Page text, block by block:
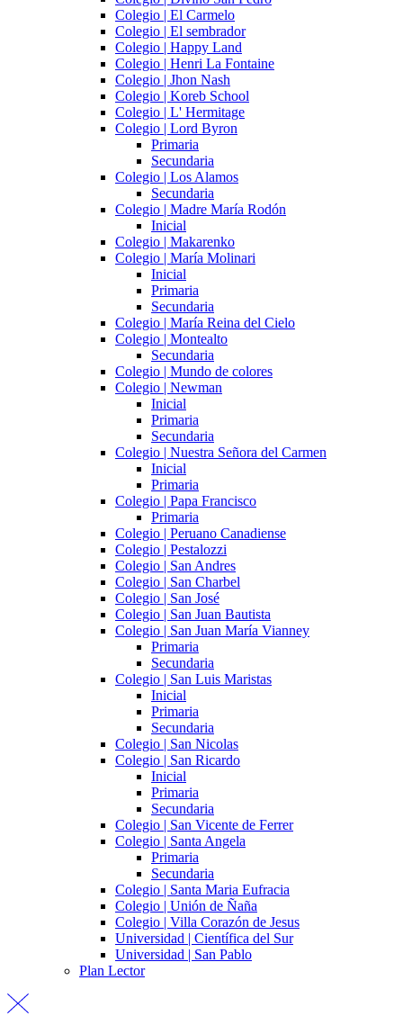
Colegio | El Carmelo
Colegio | El sembrador
Colegio | Happy Land
Colegio | Henri La Fontaine
Colegio | Jhon Nash
Colegio | Koreb School
Colegio | L' Hermitage
Colegio | Lord Byron
Primaria
Secundaria
Colegio | Los Alamos
Secundaria
Colegio | Madre María Rodón
Inicial
Colegio | Makarenko
Colegio | María Molinari
Inicial
Primaria
Secundaria
Colegio | María Reina del Cielo
Colegio | Montealto
Secundaria
Colegio | Mundo de colores
Colegio | Newman
Inicial
Primaria
Secundaria
Colegio | Nuestra Señora del Carmen
Inicial
Primaria
Colegio | Papa Francisco
Primaria
Colegio | Peruano Canadiense
Colegio | Pestalozzi
Colegio | San Andres
Colegio | San Charbel
Colegio | San José
Colegio | San Juan Bautista
Colegio | San Juan María Vianney
Primaria
Secundaria
Colegio | San Luis Maristas
Inicial
Primaria
Secundaria
Colegio | San Nicolas
Colegio | San Ricardo
Inicial
Primaria
Secundaria
Colegio | San Vicente de Ferrer
Colegio | Santa Angela
Primaria
Secundaria
Colegio | Santa Maria Eufracia
Colegio | Unión de Ñaña
Colegio | Villa Corazón de Jesus
Universidad | Científica del Sur
Universidad | San Pablo
Plan Lector